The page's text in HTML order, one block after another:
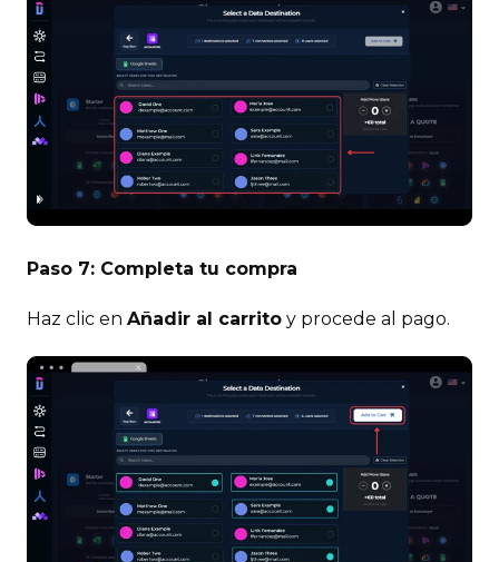
Paso 7: Completa tu compra
Haz clic en Añadir al carrito y procede al pago.